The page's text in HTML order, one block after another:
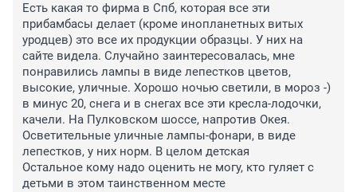
Есть какая то фирма в Спб, которая все эти
прибамбасы делает (кроме инопланетных витых
уродцев) это все их продукции образцы. У них на
сайте видела. Случайно заинтересовалась, мне
понравились лампы в виде лепестков цветов,
высокие, уличные. Хорошо ночью светили, в мороз -)
в минус 20, снега и в снегах все эти кресла-лодочки,
качели. На Пулковском шоссе, напротив Окея.
Осветительные уличные лампы-фонари, в виде
лепестков, у них норм. В целом детская
Остальное кому надо оценить не могу, кто гуляет с
детьми в этом таинственном месте